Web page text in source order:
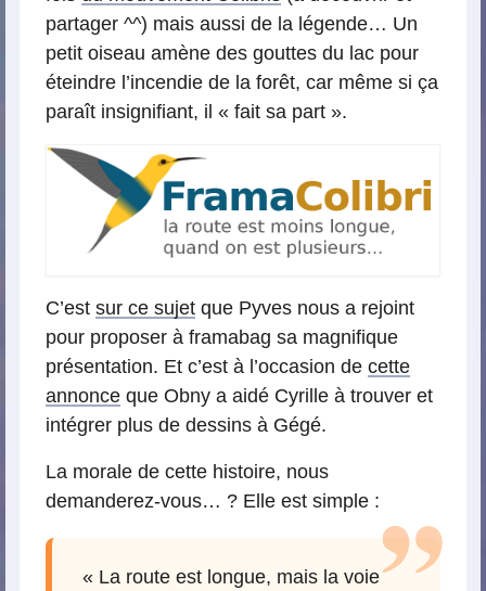
partager ^^) mais aussi de la légende… Un
petit oiseau amène des gouttes du lac pour
éteindre l’incendie de la forêt, car même si ça
paraît insignifiant, il « fait sa part ».
C’est sur ce sujet que Pyves nous a rejoint
pour proposer à framabag sa magnifique
présentation. Et c’est à l’occasion de cette
annonce que Obny a aidé Cyrille à trouver et
intégrer plus de dessins à Gégé.
La morale de cette histoire, nous
demanderez-vous… ? Elle est simple :
« La route est longue, mais la voie